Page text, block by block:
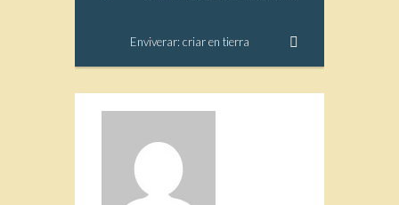
Enviverar: criar en tierra